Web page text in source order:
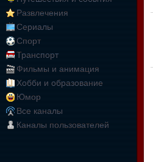
Развлечения
Сериалы
Спорт
Транспорт
Фильмы и анимация
Хобби и образование
Юмор
Все каналы
Каналы пользователей